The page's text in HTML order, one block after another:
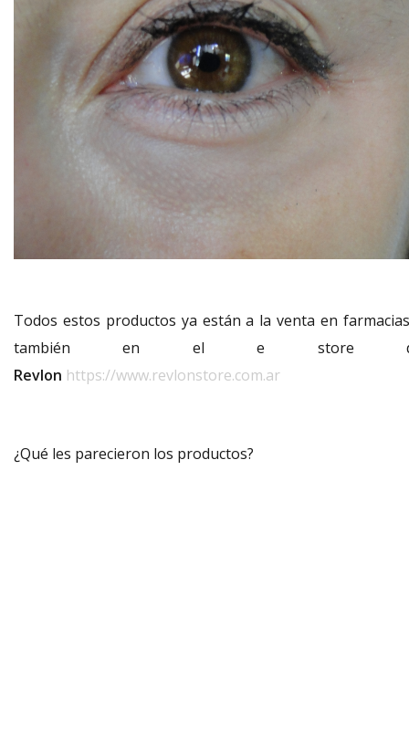
Todos estos productos ya están a la venta en
también en el e store
Revlon https://www.revlonstore.com.ar
¿Qué les parecieron los productos?